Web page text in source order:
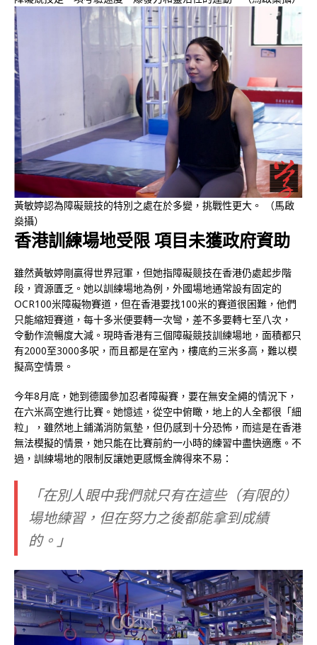
黃敏婷認為障礙競技的特別之處在於多變，挑戰性更大。 （馬啟
燊攝）
香港訓練場地受限 項目未獲政府資助
雖然黃敏婷剛贏得世界冠軍，但她指障礙競技在香港仍處起步階
段，資源匱乏。她以訓練場地為例，外國場地通常設有固定的
OCR100米障礙物賽道，但在香港要找100米的賽道很困難，他們
只能縮短賽道，每十多米便要轉一次彎，差不多要轉七至八次，
令動作流暢度大減。現時香港有三個障礙競技訓練場地，面積都只
有2000至3000多呎，而且都是在室內，樓底約三米多高，難以模
擬高空情景。
今年8月底，她到德國參加忍者障礙賽，要在無安全繩的情況下，
在六米高空進行比賽。她憶述，從空中俯瞰，地上的人全都很「細
粒」，雖然地上鋪滿消防氣墊，但仍感到十分恐怖，而這是在香港
無法模擬的情景，她只能在比賽前約一小時的練習中盡快適應。不
過，訓練場地的限制反讓她更感慨金牌得來不易：
「在別人眼中我們就只有在這些（有限的）
場地練習，但在努力之後都能拿到成績
的。」